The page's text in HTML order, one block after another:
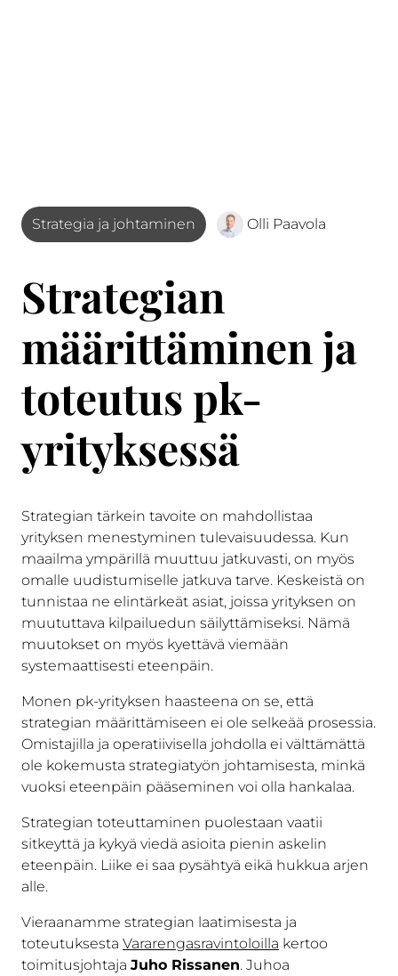
Strategia ja johtaminen Olli Paavola
Strategian
määrittäminen ja
toteutus pk-
yrityksessä
Strategian tärkein tavoite on mahdollistaa
yrityksen menestyminen tulevaisuudessa. Kun
maailma ympärillä muuttuu jatkuvasti, on myös
omalle uudistumiselle jatkuva tarve. Keskeistä on
tunnistaa ne elintärkeät asiat, joissa yrityksen on
muututtava kilpailuedun säilyttämiseksi. Nämä
muutokset on myös kyettävä viemään
systemaattisesti eteenpäin.
Monen pk-yrityksen haasteena on se, että
strategian määrittämiseen ei ole selkeää prosessia.
Omistajilla ja operatiivisella johdolla ei välttämättä
ole kokemusta strategiatyön johtamisesta, minkä
vuoksi eteenpäin pääseminen voi olla hankalaa.
Strategian toteuttaminen puolestaan vaatii
sitkeyttä ja kykyä viedä asioita pienin askelin
eteenpäin. Liike ei saa pysähtyä eikä hukkua arjen
alle.
Vieraanamme strategian laatimisesta ja
toteutuksesta Vararengasravintoloilla kertoo
toimitusjohtaja Juho Rissanen. Juhoa